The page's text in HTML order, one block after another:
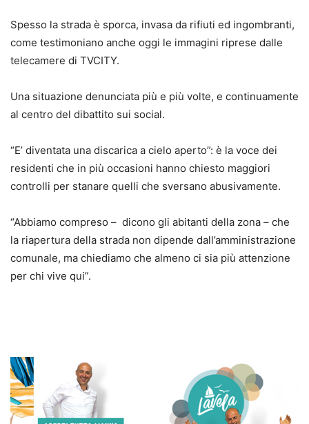
Spesso la strada è sporca, invasa da rifiuti ed ingombranti,
come testimoniano anche oggi le immagini riprese dalle
telecamere di TVCITY.
Una situazione denunciata più e più volte, e continuamente
al centro del dibattito sui social.
“E’ diventata una discarica a cielo aperto”: è la voce dei
residenti che in più occasioni hanno chiesto maggiori
controlli per stanare quelli che sversano abusivamente.
“Abbiamo compreso – dicono gli abitanti della zona – che
la riapertura della strada non dipende dall’amministrazione
comunale, ma chiediamo che almeno ci sia più attenzione
per chi vive qui”.